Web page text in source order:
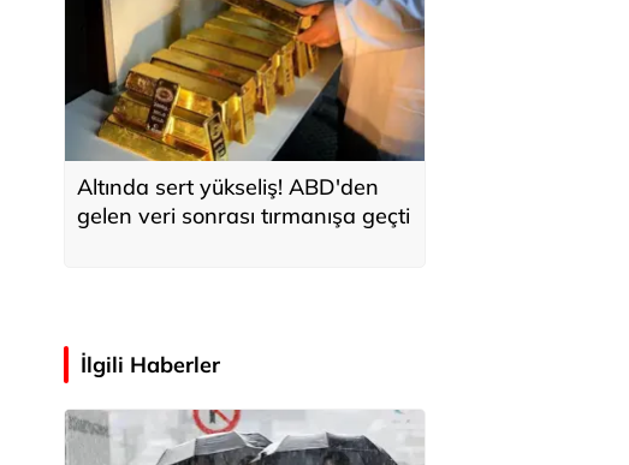
Altında sert yükseliş! ABD'den
gelen veri sonrası tırmanışa geçti
İlgili Haberler